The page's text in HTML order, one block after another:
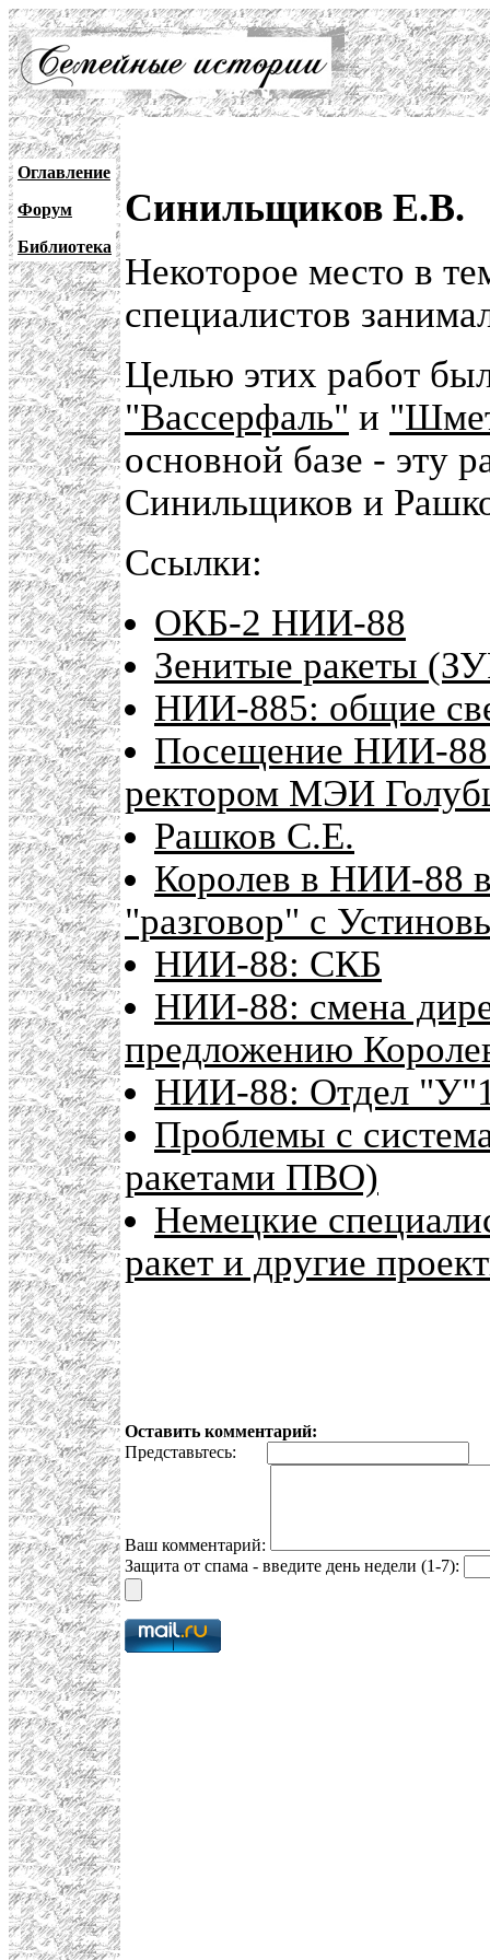
Оглавление
Форум
Библиотека
Синильщиков Е.В.
Некоторое место в
специалистов
Целью этих работ
"Вассерфаль" и
основной базе - эту
Синильщиков и
Ссылки:
ОКБ-2 НИИ-88
Зенитые ракеты
НИИ-885: общие
Посещение НИИ-
ректором МЭИ
Рашков С.Е.
Королев в НИИ-88
"разговор" с
НИИ-88: СКБ
НИИ-88: смена
предложению
НИИ-88: Отдел
Проблемы с
ракетами ПВО)
Немецкие
ракет и другие
Оставить комментарий:
Представьтесь:
Ваш комментарий:
Защита от спама - введите день недели (1-7):